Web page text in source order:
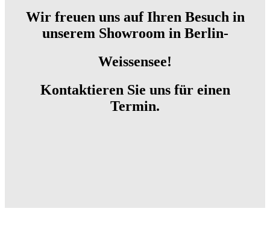
Wir freuen uns auf Ihren Besuch in
unserem Showroom in Berlin-
Weissensee!
Kontaktieren Sie uns für einen
Termin.